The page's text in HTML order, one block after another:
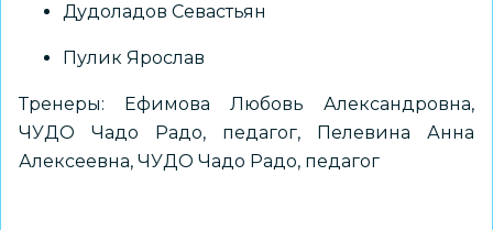
Дудоладов Севастьян
Пулик Ярослав
Тренеры: Ефимова Любовь Александровна,
ЧУДО Чадо Радо, педагог, Пелевина Анна
Алексеевна, ЧУДО Чадо Радо, педагог